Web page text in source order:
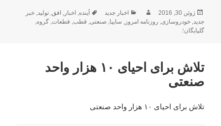
ارسال
شده
در
ژوئن 30, 2016 نویسندهدسته‌ها
اخبار جدید برچسب‌ها
آینده, اخبار, افق,تولید,خبر
جدید,خودروسازی, روزنامه امروز, سایپا,صنعتی, قطب, قطعات,گروه,
گلپایگان؛
تلاش برای احیای ۱۰ هزار واحد
صنعتی
تلاش برای احیای ۱۰ هزار واحد صنعتی